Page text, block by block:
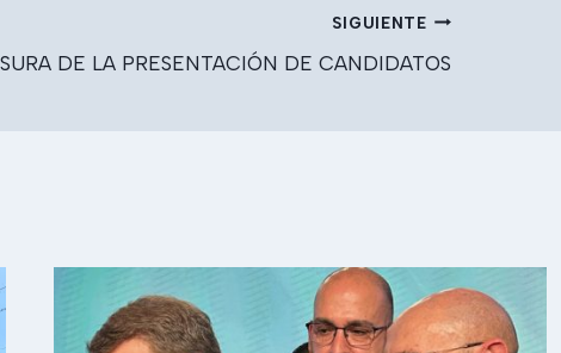
SIGUIENTE
DE LA PRESENTACIÓN DE CANDIDATOS